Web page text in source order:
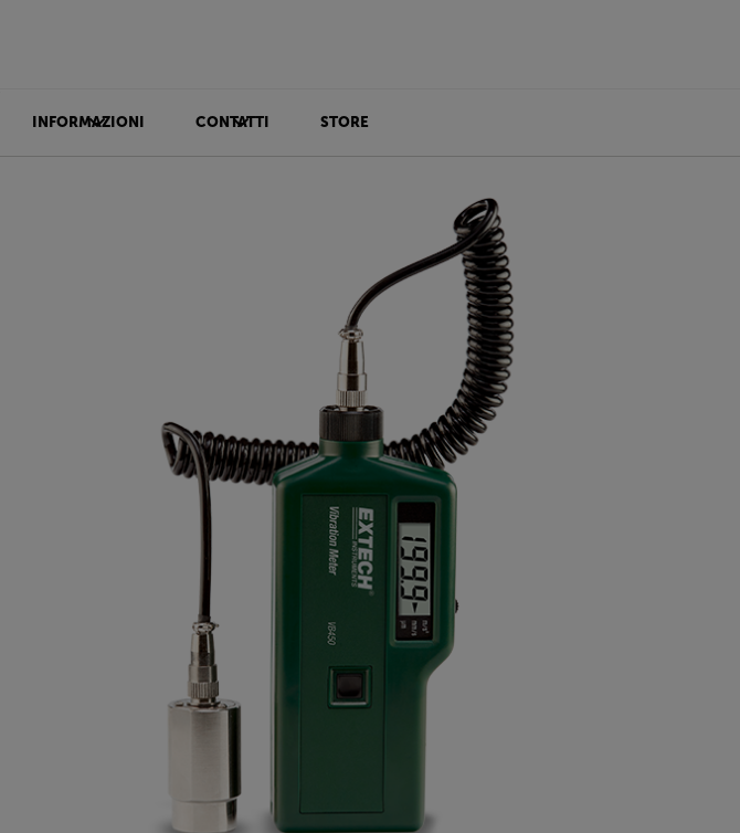
INFORMAZIONI CONTATTI STORE